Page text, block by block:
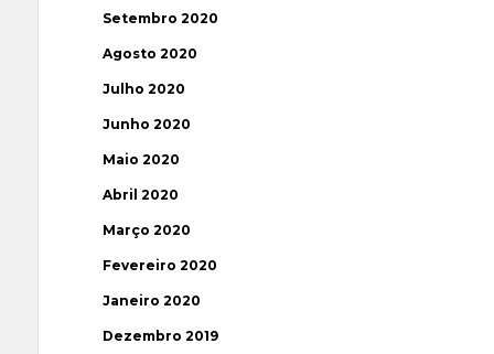
Setembro 2020
Agosto 2020
Julho 2020
Junho 2020
Maio 2020
Abril 2020
Março 2020
Fevereiro 2020
Janeiro 2020
Dezembro 2019